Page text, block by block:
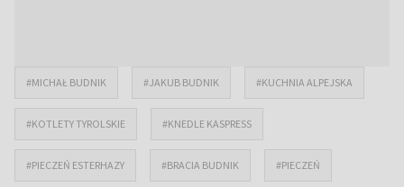
#MICHAŁ BUDNIK #JAKUB BUDNIK #KUCHNIA ALPEJSKA
#KOTLETY TYROLSKIE #KNEDLE KASPRESS
#PIECZEŃ ESTERHAZY #BRACIA BUDNIK #PIECZEŃ